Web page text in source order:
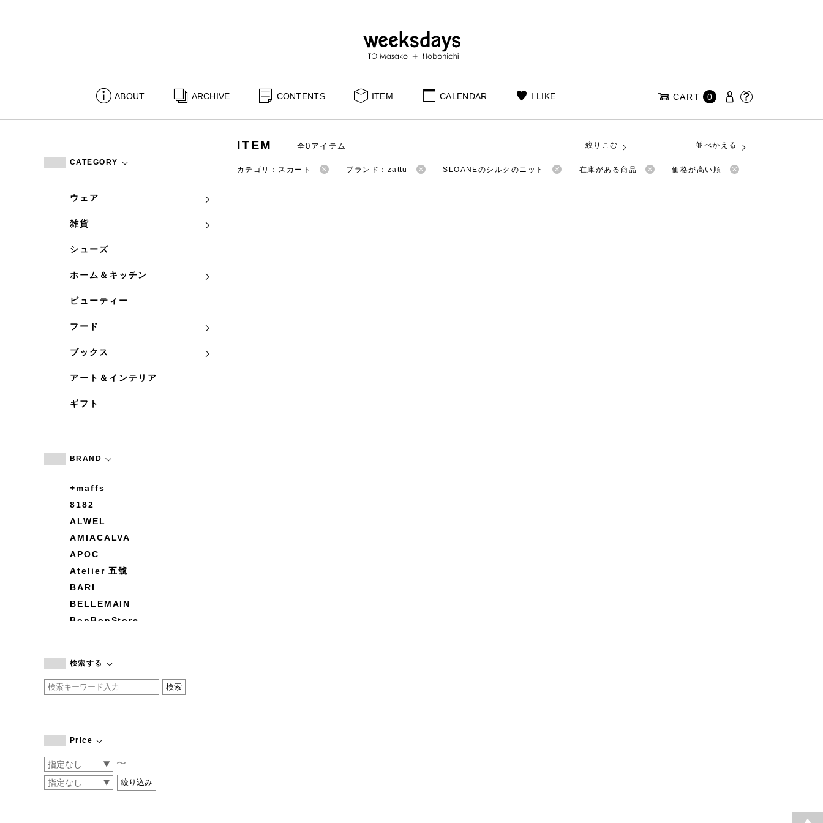
ABOUT ARCHIVE CONTENTS ITEM CALENDAR I LIKE CART 0
CATEGORY
ウェア
雑貨
シューズ
ホーム＆キッチン
ビューティー
フード
ブックス
アート＆インテリア
ギフト
BRAND
+maffs
8182
ALWEL
AMIACALVA
APOC
Atelier 五號
BARI
BELLEMAIN
BonBonStore
by basics
CATWORTH
COGTHEBIGSMOKE
CONVERSE
DEAN & DELUCA
検索する
Price
〜
ITEM 全0アイテム 絞りこむ 並べかえる
カテゴリ：スカート ブランド：zattu SLOANEのシルクのニット 在庫がある商品 価格が高い順